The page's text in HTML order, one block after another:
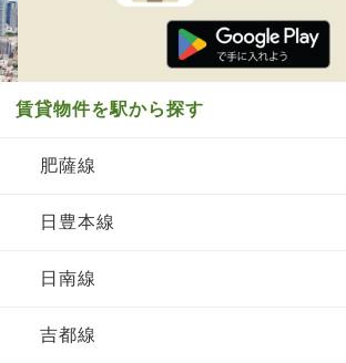
賃貸物件を駅から探す
肥薩線
日豊本線
日南線
吉都線